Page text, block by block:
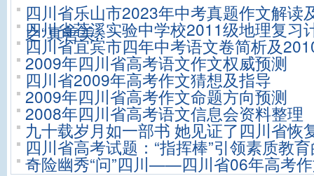
四川省乐山市2023年中考真题作文解读
之“真善美..
四川省苍溪实验中学校2011级地理复习
四川省宜宾市四年中考语文卷简析及
2009年四川省高考语文作文权威预测
四川省2009年高考作文猜想及指导
2009年四川省高考作文命题方向预测
2008年四川省高考语文信息会资料整理
九十载岁月如一部书 她见证了四川省恢
四川省高考试题：“指挥棒”引领素质教
奇险幽秀“问”四川——四川省06年高考